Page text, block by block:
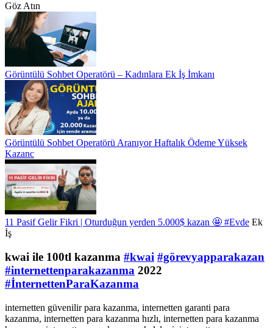
Göz Atın
Görüntülü Sohbet Operatörü – Kadınlara Ek İş İmkanı
Görüntülü Sohbet Operatörü Aranıyor Haftalık Ödeme Yüksek
Kazanc
11 Pasif Gelir Fikri | Oturduğun yerden 5.000$ kazan 🤩 #Evde Ek
İş
kwai ile 100tl kazanma #kwai #görevyapparakazan
#internettenparakazanma 2022
#İnternettenParaKazanma
internetten güvenilir para kazanma, internetten garanti para
kazanma, internetten para kazanma hızlı, internetten para kazanma